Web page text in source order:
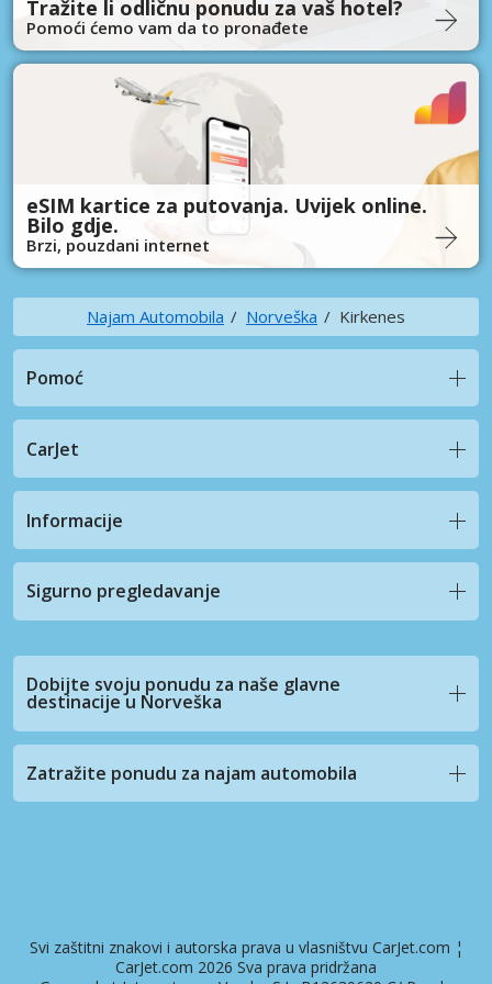
Tražite li odličnu ponudu za vaš hotel?
Pomoći ćemo vam da to pronađete
eSIM kartice za putovanja. Uvijek online.
Bilo gdje.
Brzi, pouzdani internet
Najam Automobila Norveška Kirkenes
Pomoć
CarJet
Informacije
Sigurno pregledavanje
Dobijte svoju ponudu za naše glavne
destinacije u Norveška
Zatražite ponudu za najam automobila
Svi zaštitni znakovi i autorska prava u vlasništvu CarJet.com ¦
CarJet.com 2026 Sva prava pridržana